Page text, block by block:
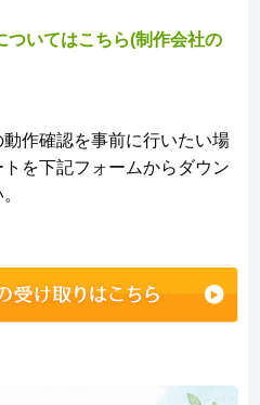
いてはこちら(制作会社の
作確認を事前に行いたい場
を下記フォームからダウン